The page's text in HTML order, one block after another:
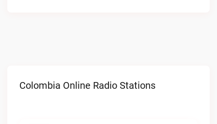
Colombia Online Radio Stations